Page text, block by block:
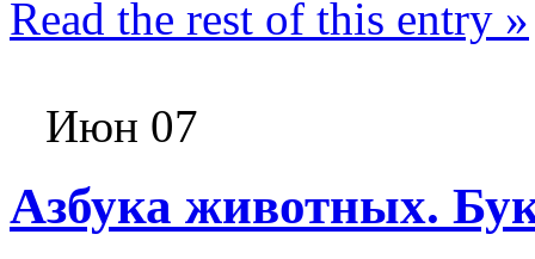
Read the rest of this entry »
Июн 07
Азбука животных.